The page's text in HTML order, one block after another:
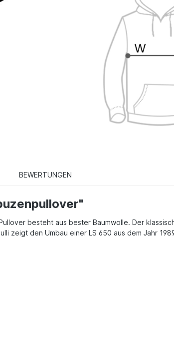
BEWERTUNGEN
besteht aus bester Baumwolle. Der
zeigt den Umbau einer LS 650 aus dem Jahr